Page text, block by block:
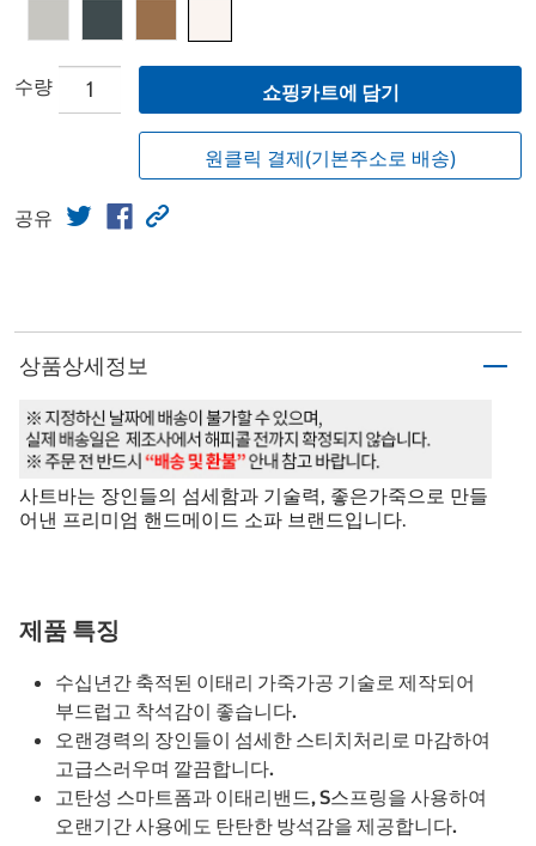
수량 쇼핑카트에 담기
원클릭 결제(기본주소로 배송)
공유
상품상세정보
사트바는 장인들의 섬세함과 기술력, 좋은가죽으로 만들
어낸 프리미엄 핸드메이드 소파 브랜드입니다.
제품 특징
수십년간 축적된 이태리 가죽가공 기술로 제작되어
부드럽고 착석감이 좋습니다.
오랜경력의 장인들이 섬세한 스티치처리로 마감하여
고급스러우며 깔끔합니다.
고탄성 스마트폼과 이태리밴드, S스프링을 사용하여
오랜기간 사용에도 탄탄한 방석감을 제공합니다.